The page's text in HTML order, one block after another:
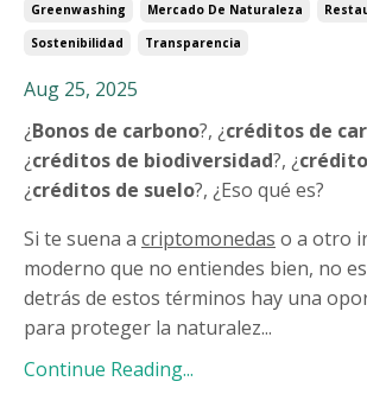
Greenwashing
Mercado De Naturaleza
Sostenibilidad
Transparencia
Aug 25, 2025
¿Bonos de carbono?, ¿créditos de
¿créditos de biodiversidad?, ¿
¿créditos de suelo?, ¿Eso qué es?
Si te suena a criptomonedas o a otro
moderno que no entiendes bien, no
detrás de estos términos hay una
para proteger la naturalez...
Continue Reading...